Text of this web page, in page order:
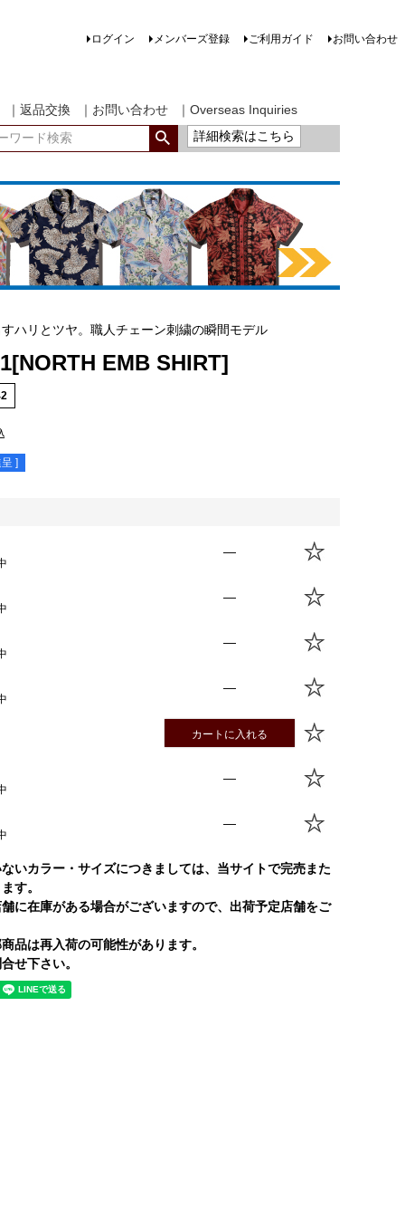
ログイン メンバーズ登録 ご利用ガイド お問い合わせ
｜返品交換 ｜お問い合わせ
｜Overseas Inquiries
詳細検索はこちら
ハリとツヤ。職人チェーン刺繍の瞬間モデル
EMB SHIRT]
]
—
—
—
—
カートに入れる
—
—
いカラー・サイズにつきましては、当サイトで完売また
す。
に在庫がある場合がございますので、出荷予定店舗をご
品は再入荷の可能性があります。
せ下さい。